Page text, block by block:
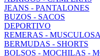
JEANS - PANTALONES
BUZOS - SACOS
DEPORTIVO
REMERAS -
BERMUDAS - SHORTS
BOLSOS - MOCHILAS -